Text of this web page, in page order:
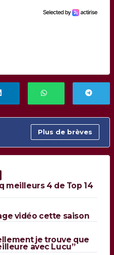
Plus de brèves
meilleurs 4 de Top 14
vidéo cette saison
je trouve que
avec Lucu”